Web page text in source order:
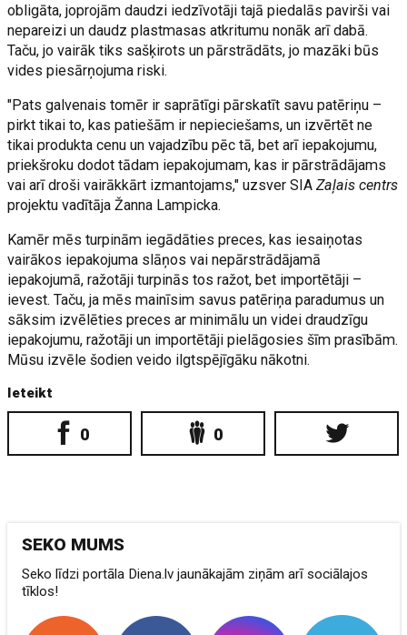
obligāta, joprojām daudzi iedzīvotāji tajā piedalās pavirši vai
nepareizi un daudz plastmasas atkritumu nonāk arī dabā.
Taču, jo vairāk tiks sašķirots un pārstrādāts, jo mazāki būs
vides piesārņojuma riski.
"Pats galvenais tomēr ir saprātīgi pārskatīt savu patēriņu –
pirkt tikai to, kas patiešām ir nepieciešams, un izvērtēt ne
tikai produkta cenu un vajadzību pēc tā, bet arī iepakojumu,
priekšroku dodot tādam iepakojumam, kas ir pārstrādājams
vai arī droši vairākkārt izmantojams," uzsver SIAZaļais centrs
projektu vadītāja Žanna Lampicka.
Kamēr mēs turpinām iegādāties preces, kas iesaiņotas
vairākos iepakojuma slāņos vai nepārstrādājamā
iepakojumā, ražotāji turpinās tos ražot, bet importētāji –
ievest. Taču, ja mēs mainīsim savus patēriņa paradumus un
sāksim izvēlēties preces ar minimālu un videi draudzīgu
iepakojumu, ražotāji un importētāji pielāgosies šīm prasībām.
Mūsu izvēle šodien veido ilgtspējīgāku nākotni.
Ieteikt
0 0
SEKO MUMS
Seko līdzi portāla Diena.lv jaunākajām ziņām arī sociālajos
tīklos!